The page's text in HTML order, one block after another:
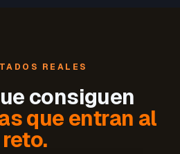
REALES
consiguen
que entran al
reto.